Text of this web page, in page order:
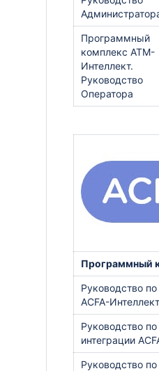
Программный
комплекс АТМ-
Интеллект.
Руководство
Оператора
Программный
Руководство
ACFA-Интеллект
Руководство
интеграции
Руководство